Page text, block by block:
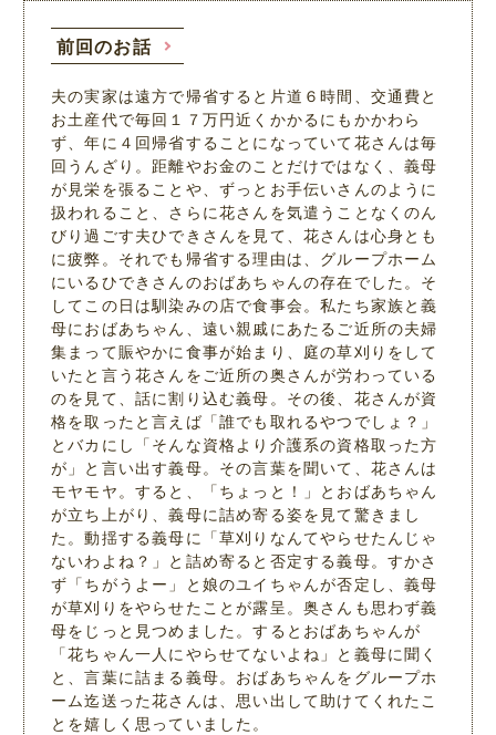
前回のお話
夫の実家は遠方で帰省すると片道６時間、交通費と
お土産代で毎回１７万円近くかかるにもかかわら
ず、年に４回帰省することになっていて花さんは毎
回うんざり。距離やお金のことだけではなく、義母
が見栄を張ることや、ずっとお手伝いさんのように
扱われること、さらに花さんを気遣うことなくのん
びり過ごす夫ひできさんを見て、花さんは心身とも
に疲弊。それでも帰省する理由は、グループホーム
にいるひできさんのおばあちゃんの存在でした。そ
してこの日は馴染みの店で食事会。私たち家族と義
母におばあちゃん、遠い親戚にあたるご近所の夫婦
集まって賑やかに食事が始まり、庭の草刈りをして
いたと言う花さんをご近所の奥さんが労わっている
のを見て、話に割り込む義母。その後、花さんが資
格を取ったと言えば「誰でも取れるやつでしょ？」
とバカにし「そんな資格より介護系の資格取った方
が」と言い出す義母。その言葉を聞いて、花さんは
モヤモヤ。すると、「ちょっと！」とおばあちゃん
が立ち上がり、義母に詰め寄る姿を見て驚きまし
た。動揺する義母に「草刈りなんてやらせたんじゃ
ないわよね？」と詰め寄ると否定する義母。すかさ
ず「ちがうよー」と娘のユイちゃんが否定し、義母
が草刈りをやらせたことが露呈。奥さんも思わず義
母をじっと見つめました。するとおばあちゃんが
「花ちゃん一人にやらせてないよね」と義母に聞く
と、言葉に詰まる義母。おばあちゃんをグループホ
ーム迄送った花さんは、思い出して助けてくれたこ
とを嬉しく思っていました。